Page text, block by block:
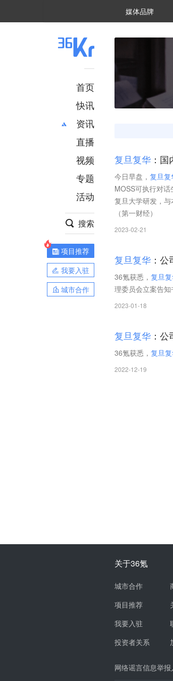
媒体品牌
首页
快讯
资讯
推荐
财经
项目推荐
安徽
直播
视频
专题
活动
搜索
项目推荐
我要入驻
城市合作
复旦复华 ：
今日早盘， 复旦复
MOSS可执行对
复旦大学研发，
（第一财经）
2023-02-21
复旦复华 ：
36氪获悉， 复旦复
理委员会立案告知
2023-01-18
复旦复华 ：
36氪获悉， 复旦复
2022-12-19
关于36氪
城市合作
项目推荐
我要入驻
投资者关系
网络谣言信息举报